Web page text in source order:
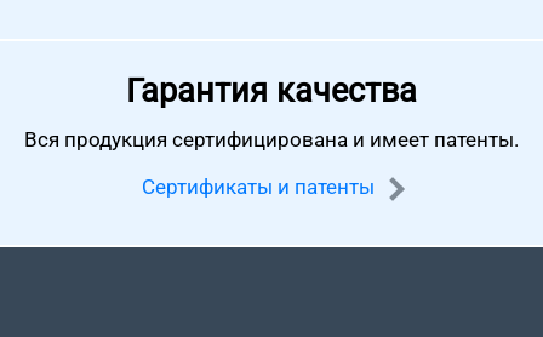
Гарантия качества
Вся продукция сертифицирована и имеет патенты.
Сертификаты и патенты